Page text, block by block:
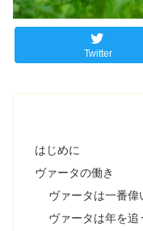
Twitter
はじめに
ヴァータの働き
ヴァータは一番偉
ヴァータは年を追